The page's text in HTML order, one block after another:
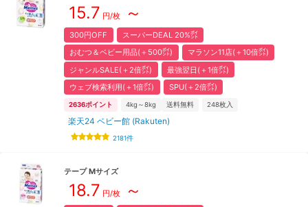
15.7 円/枚～
300円OFF
スーパーDEAL 20%㌽
おむつ＆ベビー用品(＋500㌽)
マラソン11店(＋10倍㌽)
ジャンルSALE(＋2倍㌽)
最強翌日(＋1倍㌽)
ウェブ検索利用(＋1倍㌽)
SPU(＋2倍㌽)
2636ポイント 4kg～8kg 送料無料 248枚入
楽天24 ベビー館 (Rakuten)
2181件
テープ Mサイズ
18.7 円/枚～